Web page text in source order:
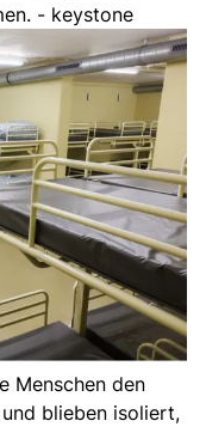
- keystone
Menschen den
blieben isoliert,